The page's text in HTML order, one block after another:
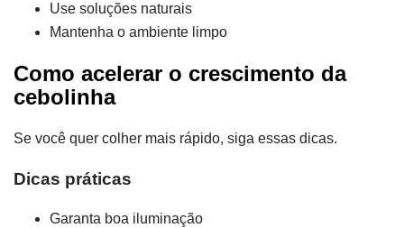
Use soluções naturais
Mantenha o ambiente limpo
Como acelerar o crescimento da
cebolinha
Se você quer colher mais rápido, siga essas dicas.
Dicas práticas
Garanta boa iluminação